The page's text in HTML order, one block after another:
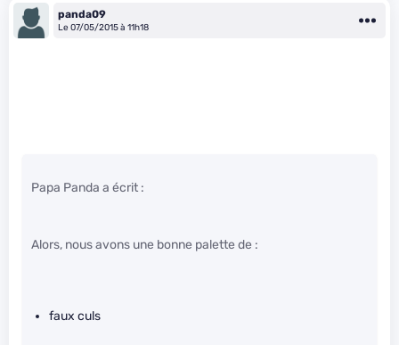
panda09
Le 07/05/2015 à 11h18
Papa Panda a écrit :
Alors, nous avons une bonne palette de :
faux culs